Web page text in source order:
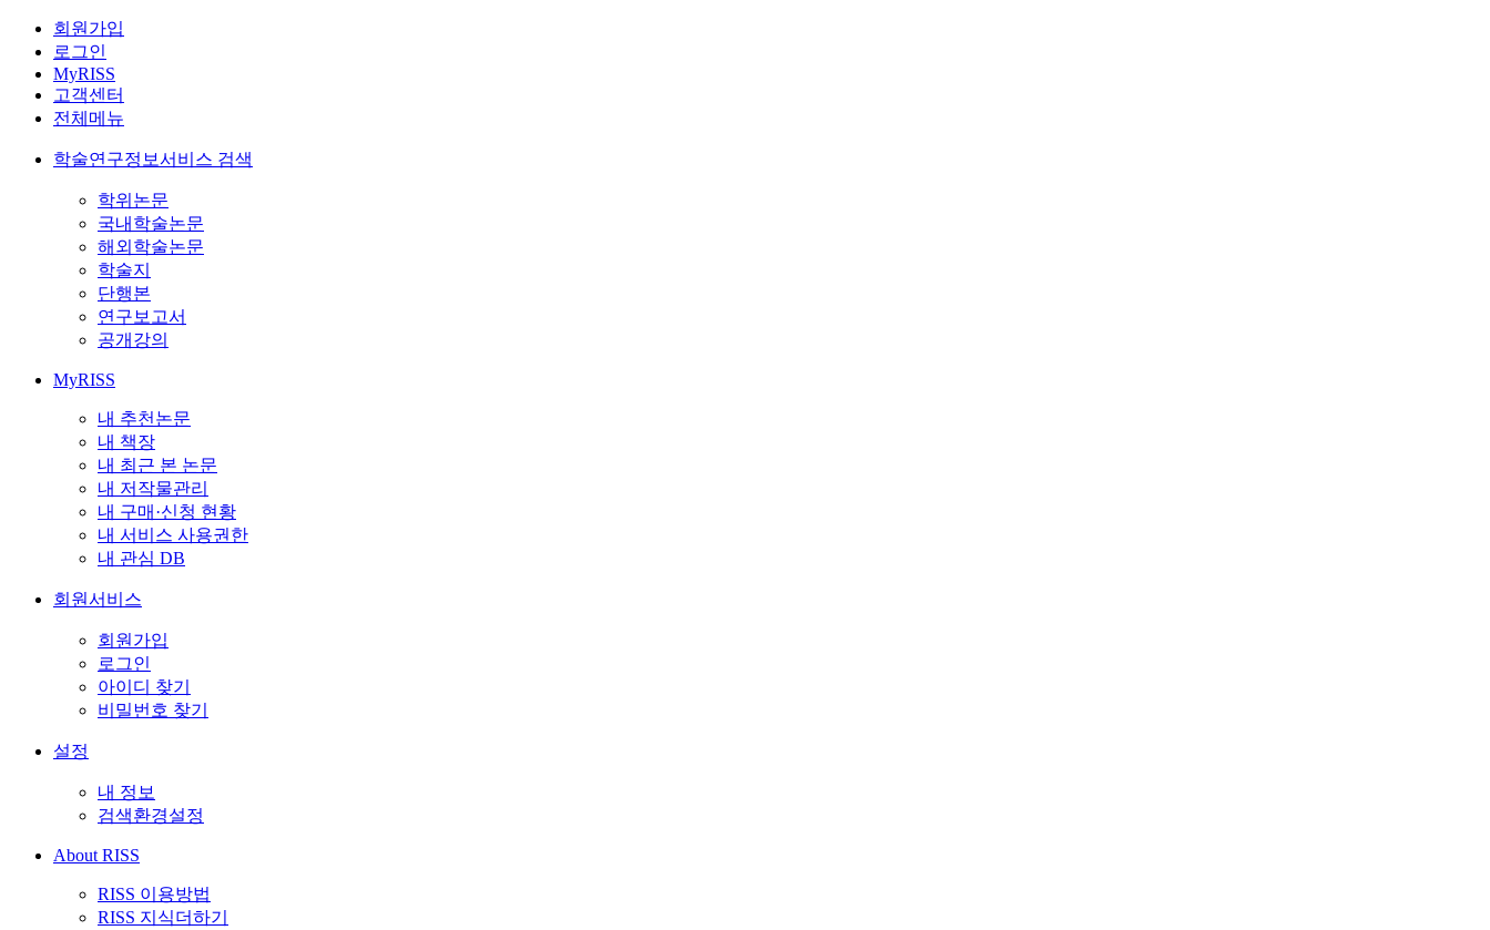
회원가입
로그인
MyRISS
고객센터
전체메뉴
학술연구정보서비스 검색
학위논문
국내학술논문
해외학술논문
학술지
단행본
연구보고서
공개강의
MyRISS
내 추천논문
내 책장
내 최근 본 논문
내 저작물관리
내 구매·신청 현황
내 서비스 사용권한
내 관심 DB
회원서비스
회원가입
로그인
아이디 찾기
비밀번호 찾기
설정
내 정보
검색환경설정
About RISS
RISS 이용방법
RISS 지식더하기